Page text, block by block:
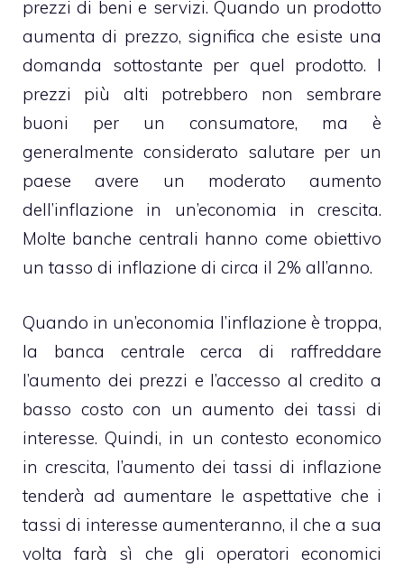
prezzi di beni e servizi. Quando un prodotto
aumenta di prezzo, significa che esiste una
domanda sottostante per quel prodotto. I
prezzi più alti potrebbero non sembrare
buoni per un consumatore, ma è
generalmente considerato salutare per un
paese avere un moderato aumento
dell’inflazione in un’economia in crescita.
Molte banche centrali hanno come obiettivo
un tasso di inflazione di circa il 2% all’anno.
Quando in un’economia l’inflazione è troppa,
la banca centrale cerca di raffreddare
l’aumento dei prezzi e l’accesso al credito a
basso costo con un aumento dei tassi di
interesse. Quindi, in un contesto economico
in crescita, l’aumento dei tassi di inflazione
tenderà ad aumentare le aspettative che i
tassi di interesse aumenteranno, il che a sua
volta farà sì che gli operatori economici